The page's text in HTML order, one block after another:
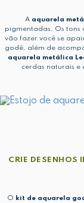
A aquarela
pigmentadas. Os
vão fazer você se
godê, além de
aquarela metálica
cerdas naturais e
CRIE DESENHOS
O kit de aquarela